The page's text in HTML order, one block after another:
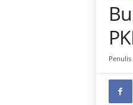
Penulis